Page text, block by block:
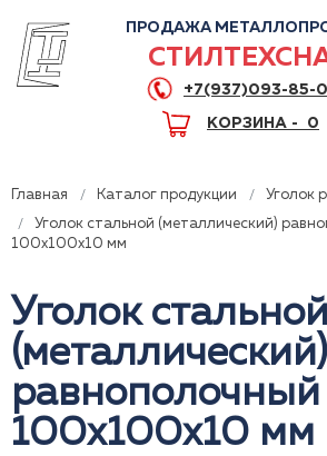
Горячая
ПРОДАЖА
+7(937)093-85-
КОРЗИНА - 0
Главная Каталог продукции
Уголок
Уголок стальной (металлический)
100x100x10 мм
Уголок стальной
(металлический)
равнополочный
100x100x10 мм